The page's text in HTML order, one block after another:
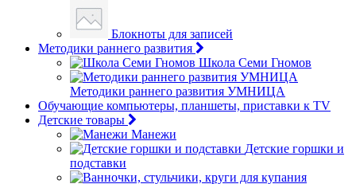
Блокноты для записей
Методики раннего развития
Школа Семи Гномов
Методики раннего развития УМНИЦА
Обучающие компьютеры, планшеты, приставки к TV
Детские товары
Манежи
Детские горшки и
подставки